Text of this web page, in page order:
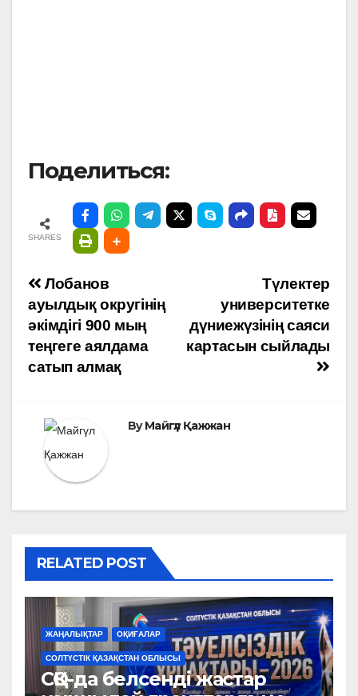
Поделиться:
SHARES
Навигация
по
записям
Түлектер
университетке
дүниежүзінің саяси
картасын сыйлады
Лобанов
ауылдық округінің
әкімдігі 900 мың
теңгеге аялдама
сатып алмақ
ByМайгүл Қажжан
RELATED POST
ЖАҢАЛЫҚТАР ОҚИҒАЛАР
СОЛТҮСТІК ҚАЗАҚСТАН ОБЛЫСЫ
СҚО-да белсенді жастар